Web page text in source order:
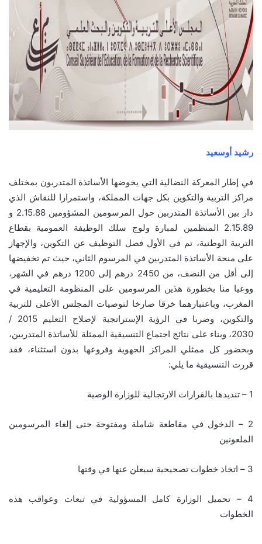
رشيد أوسعيد
في إطار المعركة النضالية التي يخوضها الأساتذة المتدربون بمختلف
مراكز التربية والتكوين بكل جهات المملكة، واستمرارا للنقاش الذي
دار بين الأساتذة المتدربين حول المرسومين المشؤومين 2.15.88 و
2.15.89 المنظمين لمبارة ولوج سلك الوظيفة العمومية بقطاع
التربية الوطنية، تم في الأول فصل التوظيف عن التكوين، والإجهاز
على منحة الأساتذة المتدربين في المرسوم الثاني، حيث تم تخفيضها
إلى أقل من النصف، من 2450 درهم إلى 1200 درهم في الشهر،
ووعيا منا بخطورة هذين المرسومين على المنظومة التعليمية في
المغرب، وباعتبارهما خرقا صارخا لتوصيات المجلس الأعلى للتربية
والتكوين، وضربا في الرؤية الإستراتجية لإصلاح التعليم 2015 /
2030، وبناء على نتائج اجتماع التنسيقية الممثلة للأساتذة المتدربين،
وبحضور كل ممثلي المراكز الجهوية وفروعها بدون استثناء، فقد
قررت التنسيقية ما يلي:
1 – تنديدها بالقرارات الارتجالية للوزارة الوصية
2 – الدخول في مقاطعة شاملة ومفتوحة حتى إلغاء المرسومين
الملعونين
3 – اتخاذ خطوات تصحيحية سيعلن عنها في وقتها
4 – تحميل الوزارة كامل المسؤولية في تبعات وعواقب هذه
الخطوات